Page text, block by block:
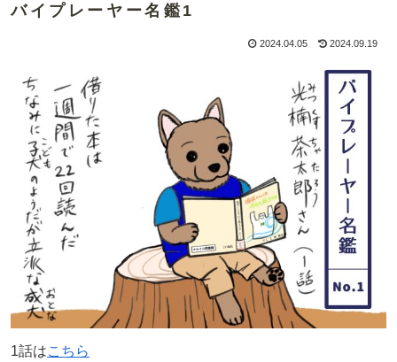
バイプレーヤー名鑑1
2024.04.05 2024.09.19
1話はこちら